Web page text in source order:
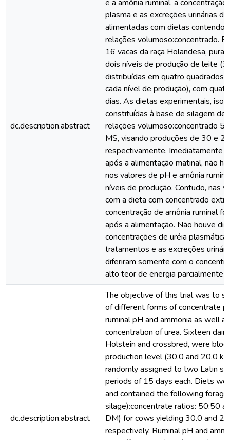
dc.description.abstract
e a amônia ruminal, a
plasma e as excreções urinárias
alimentadas com dietas contendo
relações volumoso:concentrado.
16 vacas da raça Holandesa,
dois níveis de produção de leite
distribuídas em quatro quadrados
cada nível de produção), com
dias. As dietas experimentais,
constituídas à base de silagem de
relações volumoso:concentrado
MS, visando produções de 30 e
respectivamente. Imediatamente
após a alimentação matinal, não
nos valores de pH e amônia
níveis de produção. Contudo, nas
com a dieta com concentrado
concentração de amônia ruminal
após a alimentação. Não houve
concentrações de uréia
tratamentos e as excreções
diferiram somente com o
alto teor de energia parcialmente
dc.description.abstract
The objective of this trial was to
of different forms of concentrate
ruminal pH and ammonia as well
concentration of urea. Sixteen
Holstein and crossbred, were
production level (30.0 and 20.0
randomly assigned to two Latin
periods of 15 days each. Diets
and contained the following forage
silage):concentrate ratios: 50:50
DM) for cows yielding 30.0 and
respectively. Ruminal pH and